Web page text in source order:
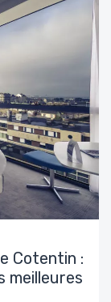
Cotentin :
meilleures